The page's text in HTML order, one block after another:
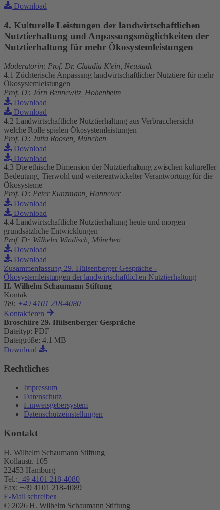
Download
4. Kulturelle Leistungen der landwirtschaftlichen
Nutztierhaltung und Anpassungsmöglichkeiten der
Nutztierhaltung für mehr Ökosystemleistungen
Moderatorin: Prof. Dr. Claudia Klein, Neustadt
4.1 Züchterische Anpassung landwirtschaftlicher Nutztiere für mehr
Ökosystemleistungen
Prof. Dr. Jörn Bennewitz, Hohenheim
Download
Download
4.2 Landwirtschaftliche Nutztierhaltung aus Verbrauchersicht –
welche Rolle spielen Ökosystemleistungen
Prof. Dr. Jutta Roosen, München
Download
Download
4.3 Die ethische Dimension der Nutztierhaltung zwischen kultureller
Bedeutung, Tierwohl und weiterentwickelter Verantwortung für die
Ökosysteme
Prof. Dr. Peter Kunzmann, Hannover
Download
Download
4.4 Landwirtschaftliche Nutztierhaltung heute und morgen –
grundsätzliche Entwicklungen
Prof. Dr. Wilhelm Windisch, München
Download
Download
Zusammenfassung 29. Hülsenberger Gespräche -
Ökosystemleistungen der landwirtschaftlichen Nutztierhaltung
H. Wilhelm Schaumann Stiftung
Kontakt
Tel: +49 4101 218-4080
Kontaktieren
Broschüre 29. Hülsenberger Gespräche
Dateityp: PDF
Dateigröße: 4.1 MB
Download
Rechtliches
Impressum
Datenschutz
Hinweisgebersystem
Datenschutzeinstellungen
Kontakt
H. Wilhelm Schaumann Stiftung
Kollaustr. 105
22453 Hamburg
Tel.:+49 4101 218-4080
Fax: +49 4101 218-4089
E-Mail schreiben
© 2026 H. Wilhelm Schaumann Stiftung